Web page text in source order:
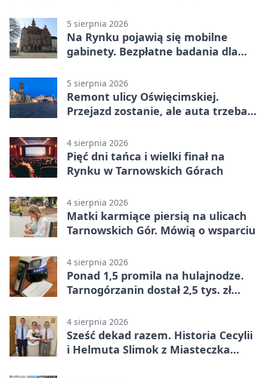
5 sierpnia 2026
Na Rynku pojawią się mobilne
gabinety. Bezpłatne badania dla
5 sierpnia 2026
Remont ulicy Oświęcimskiej.
Przejazd zostanie, ale auta trzeba
4 sierpnia 2026
Pięć dni tańca i wielki finał na
Rynku w Tarnowskich Górach
4 sierpnia 2026
Matki karmiące piersią na ulicach
Tarnowskich Gór. Mówią o wsparciu
4 sierpnia 2026
Ponad 1,5 promila na hulajnodze.
Tarnogórzanin dostał 2,5 tys. zł
4 sierpnia 2026
Sześć dekad razem. Historia Cecylii
i Helmuta Slimok z Miasteczka